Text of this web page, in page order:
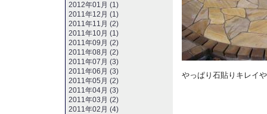
やっぱり石貼りキレイ
2012年01月 (1)
2011年12月 (1)
2011年11月 (2)
2011年10月 (1)
2011年09月 (2)
2011年08月 (2)
2011年07月 (3)
2011年06月 (3)
2011年05月 (2)
2011年04月 (3)
2011年03月 (2)
2011年02月 (4)